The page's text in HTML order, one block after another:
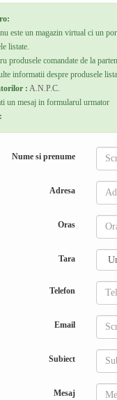
este un magazin virtual ci un
listate.
produsele comandate de la
informatii despre produsele
: A.N.P.C.
un mesaj in formularul urmator
Nume si prenume
Adresa
Oras
Tara
Telefon
Email
Subiect
Mesaj